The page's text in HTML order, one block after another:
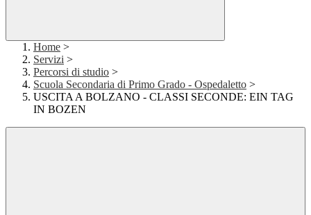
Home >
Servizi >
Percorsi di studio >
Scuola Secondaria di Primo Grado - Ospedaletto >
USCITA A BOLZANO - CLASSI SECONDE: EIN TAG
IN BOZEN